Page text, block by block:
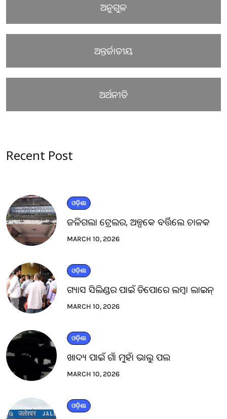
ଅନୁଗୁଳ
ଅନ୍ତର୍ଜାତୀୟ
ଅର୍ଥନୀତି
Recent Post
ଓଡ଼ିଶା
ଜଳିଗଲା ଟ୍ରେଲର, ଅଳ୍ପକେ ବର୍ତ୍ତିଲେ ଚାଳକ
MARCH 10, 2026
ଓଡ଼ିଶା
ଗ୍ୟାସ ସିଲିଣ୍ଡର ପାଇଁ ଡିପୋରେ ଲମ୍ବା ଲାଇନ୍
MARCH 10, 2026
ଓଡ଼ିଶା
ଖାଦ୍ୟ ପାଇଁ ଗାଁ ମୁହାଁ ଭାଲୁ ପଲ
MARCH 10, 2026
ଓଡ଼ିଶା